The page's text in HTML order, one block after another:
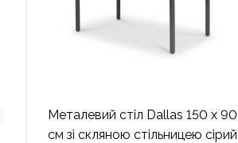
Металевий стіл Dallas 150 х 90
см зі скляною стільницею сірий